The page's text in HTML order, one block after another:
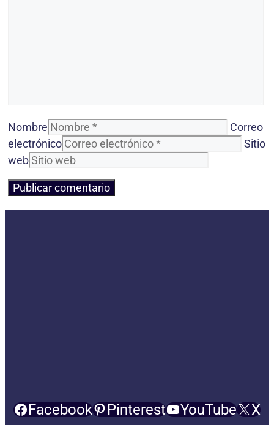
Nombre
Correo
electrónico
Sitio
web
Facebook Pinterest YouTube X